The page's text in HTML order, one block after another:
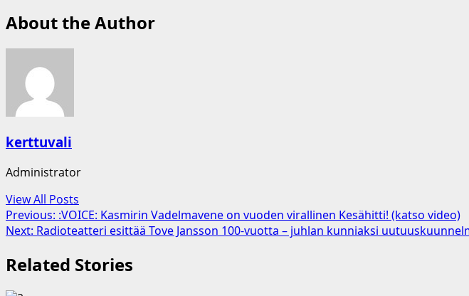
About the Author
kerttuvali
Administrator
View All Posts
Post
navigation
Previous: :VOICE: Kasmirin Vadelmavene on vuoden virallinen Kesähitti! (katso video)
Next: Radioteatteri esittää Tove Jansson 100-vuotta – juhlan kunniaksi
Related Stories